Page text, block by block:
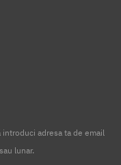
adresa ta de email
lunar.